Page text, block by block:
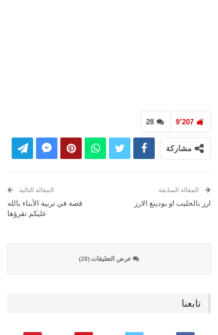
28 9٬207
مشاركة
المقالة السابقة
ارز بالحليب او بودينغ الارز
المقالة التالية
قصة في تربية الأبناء بالله
عليكم تقرؤها
عرض التعليقات (28)
تابعنا